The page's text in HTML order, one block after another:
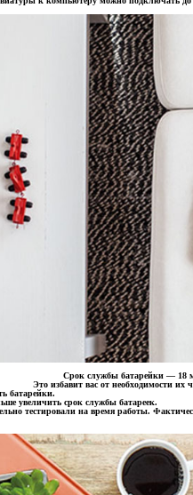
Срок службы батарейки — 18
Это избавит вас от необходимости их
батарейки.
увеличить срок службы батареек.
тестировали на время работы.